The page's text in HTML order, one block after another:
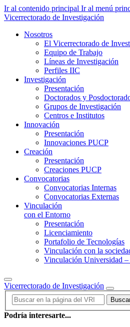
Ir al contenido principal Ir al menú
Vicerrectorado de Investigación
Nosotros
El Vicerrectorado de
Equipo de Trabajo
Líneas de Investigación
Perfiles IIC
Investigación
Presentación
Doctorados y
Grupos de Investigación
Centros e Institutos
Innovación
Presentación
Innovaciones PUCP
Creación
Presentación
Creaciones PUCP
Convocatorias
Convocatorias Internas
Convocatorias Externas
Vinculación
con el Entorno
Presentación
Licenciamiento
Portafolio de Tecnologías
Vinculación con la
Vinculación Universidad –
Vicerrectorado de Investigación
Podría interesarte...